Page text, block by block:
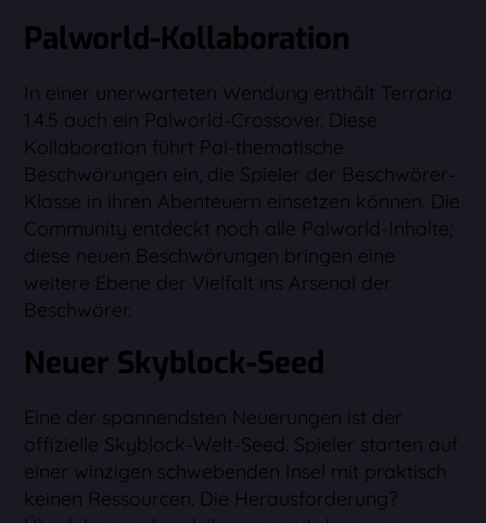
Palworld-Kollaboration
In einer unerwarteten Wendung enthält Terraria
1.4.5 auch ein Palworld-Crossover. Diese
Kollaboration führt Pal-thematische
Beschwörungen ein, die Spieler der Beschwörer-
Klasse in ihren Abenteuern einsetzen können. Die
Community entdeckt noch alle Palworld-Inhalte;
diese neuen Beschwörungen bringen eine
weitere Ebene der Vielfalt ins Arsenal der
Beschwörer.
Neuer Skyblock-Seed
Eine der spannendsten Neuerungen ist der
offizielle Skyblock-Welt-Seed. Spieler starten auf
einer winzigen schwebenden Insel mit praktisch
keinen Ressourcen. Die Herausforderung?